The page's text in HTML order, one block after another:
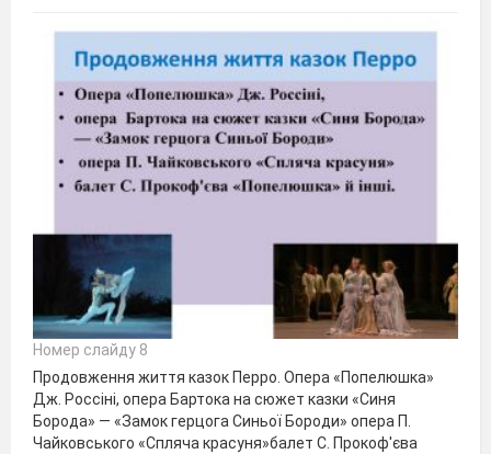
Номер слайду 8
Продовження життя казок Перро. Опера «Попелюшка»
Дж. Россіні, опера Бартока на сюжет казки «Синя
Борода» — «Замок герцога Синьої Бороди» опера П.
Чайковського «Спляча красуня»балет С. Прокоф'єва